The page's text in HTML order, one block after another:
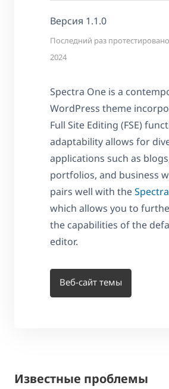
Версия 1.1.0
Последний раз
2024
Spectra One is a
WordPress theme
Full Site Editing (FSE)
adaptability allows for
applications such as
portfolios, and business
pairs well with the
which allows you to
the capabilities of the
editor.
Веб-сайт темы
Известные проблемы